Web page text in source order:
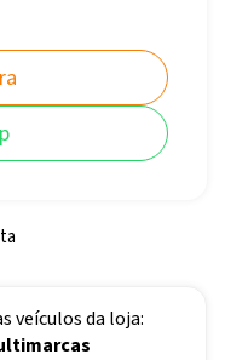
veículos da loja: